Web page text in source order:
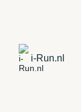
i-Run.nl